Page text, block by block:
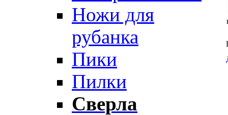
Ножи для
рубанка
Пики
Пилки
Сверла